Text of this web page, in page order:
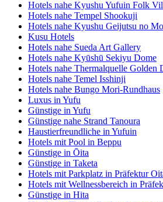
Hotels nahe Kyushu Yufuin Folk
Hotels nahe Tempel Shookuji
Hotels nahe Kyushu Geijutsu no
Kusu Hotels
Hotels nahe Sueda Art Gallery
Hotels nahe Kyūshū Sekiyu Dome
Hotels nahe Thermalquelle Golden
Hotels nahe Temel Isshinji
Hotels nahe Bungo Mori-Rundhaus
Luxus in Yufu
Günstige in Yufu
Günstige nahe Strand Tanoura
Haustierfreundliche in Yufuin
Hotels mit Pool in Beppu
Günstige in Ōita
Günstige in Taketa
Hotels mit Parkplatz in Präfektur
Hotels mit Wellnessbereich in
Günstige in Hita